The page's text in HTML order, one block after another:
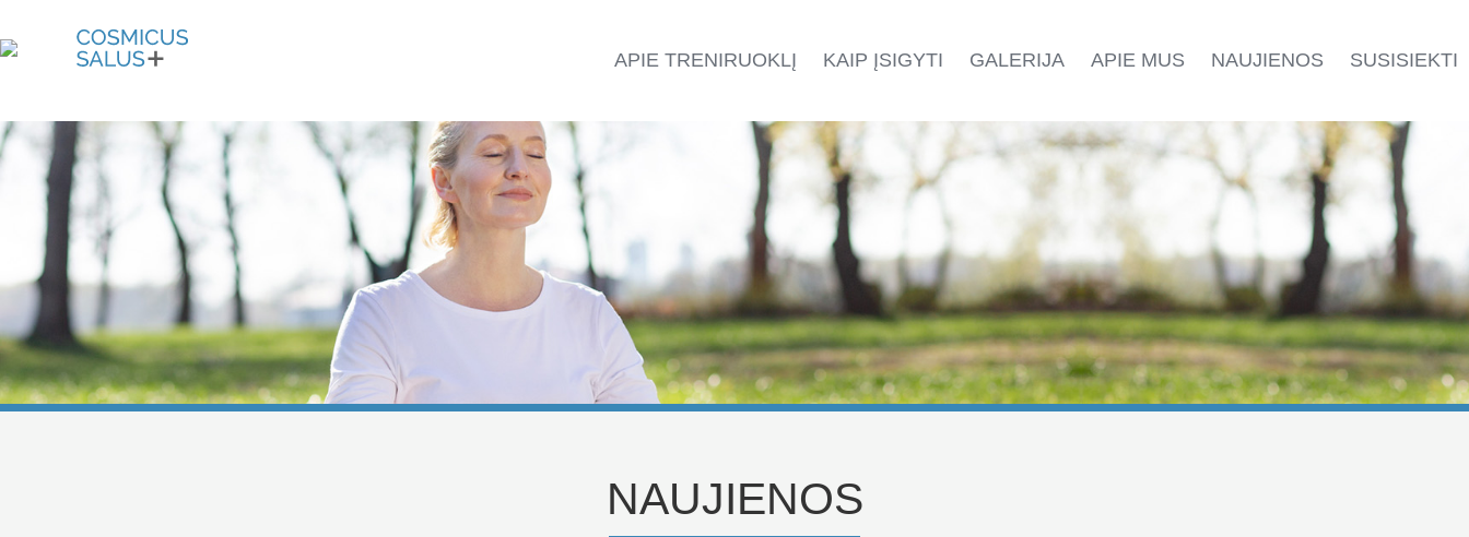
APIE TRENIRUOKLĮ KAIP ĮSIGYTI GALERIJA APIE MUS NAUJIENOS SUSISIEKTI
NAUJIENOS